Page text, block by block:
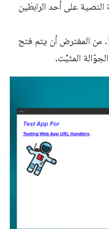
النصية على أحد الرابطَين
. من المفترض أن يتم فتح
المثبَّت.